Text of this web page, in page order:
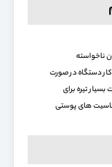
ناخواسته
دستگاه در صورت
تیره برای
های پوستی